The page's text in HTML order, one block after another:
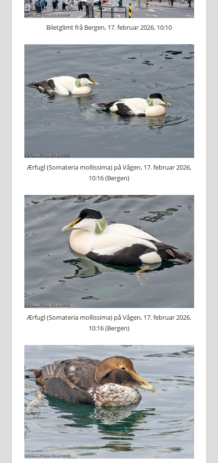
Biletglimt frå Bergen, 17. februar 2026, 10:10
Ærfugl (Somateria mollissima) på Vågen, 17. februar 2026,
10:16 (Bergen)
Ærfugl (Somateria mollissima) på Vågen, 17. februar 2026,
10:16 (Bergen)